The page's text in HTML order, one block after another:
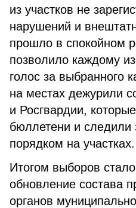
из участков не
нарушений и
прошло в спокойном
позволило каждому
голос за выбранного
на местах дежурили
и Росгвардии,
бюллетени и
порядком на участках.
Итогом выборов
обновление состава
органов